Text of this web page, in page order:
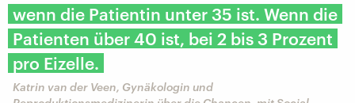
wenn die Patientin unter 35 ist. Wenn die
Patienten über 40 ist, bei 2 bis 3 Prozent
pro Eizelle.
Katrin van der Veen, Gynäkologin und